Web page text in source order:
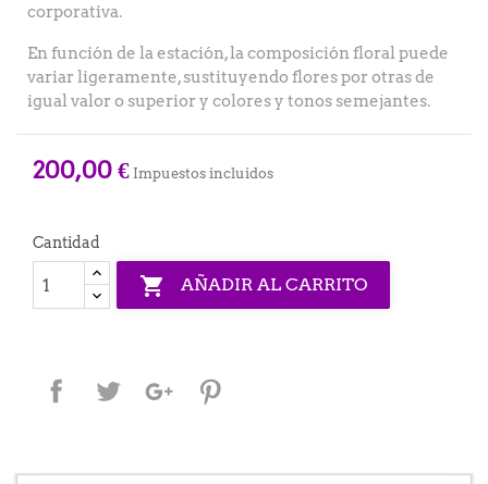
corporativa.
En función de la estación, la composición floral puede
variar ligeramente, sustituyendo flores por otras de
igual valor o superior y colores y tonos semejantes.
200,00 € Impuestos incluidos
Cantidad
 AÑADIR AL CARRITO
CompartirTuitear Google+